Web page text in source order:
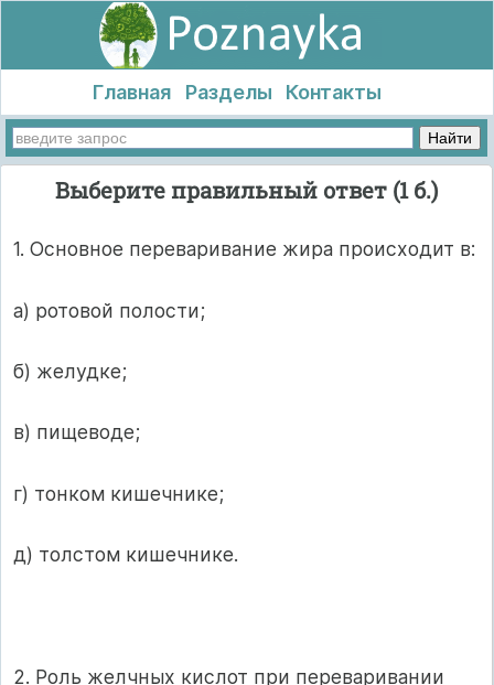
Главная Разделы Контакты
Выберите правильный ответ (1 б.)
1. Основное переваривание жира происходит в:
а) ротовой полости;
б) желудке;
в) пищеводе;
г) тонком кишечнике;
д) толстом кишечнике.
2. Роль желчных кислот при переваривании